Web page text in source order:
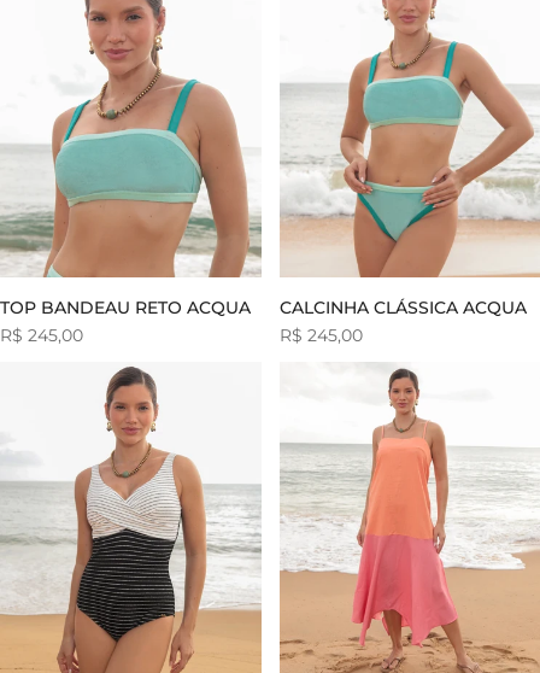
TOP BANDEAU RETO ACQUA
Preço
R$ 245,00
CALCINHA CLÁSSICA ACQUA
Preço
venda
R$ 245,00